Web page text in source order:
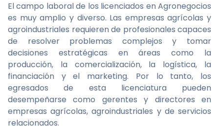
El campo laboral de los licenciados en Agronegocios
es muy amplio y diverso. Las empresas agrícolas y
agroindustriales requieren de profesionales capaces
de resolver problemas complejos y tomar
decisiones estratégicas en áreas como la
producción, la comercialización, la logística, la
financiación y el marketing. Por lo tanto, los
egresados de esta licenciatura pueden
desempeñarse como gerentes y directores en
empresas agrícolas, agroindustriales y de servicios
relacionados.